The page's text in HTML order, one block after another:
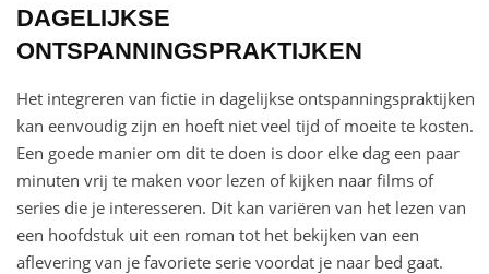
DAGELIJKSE
ONTSPANNINGSPRAKTIJKEN
Het integreren van fictie in dagelijkse ontspanningspraktijken
kan eenvoudig zijn en hoeft niet veel tijd of moeite te kosten.
Een goede manier om dit te doen is door elke dag een paar
minuten vrij te maken voor lezen of kijken naar films of
series die je interesseren. Dit kan variëren van het lezen van
een hoofdstuk uit een roman tot het bekijken van een
aflevering van je favoriete serie voordat je naar bed gaat.